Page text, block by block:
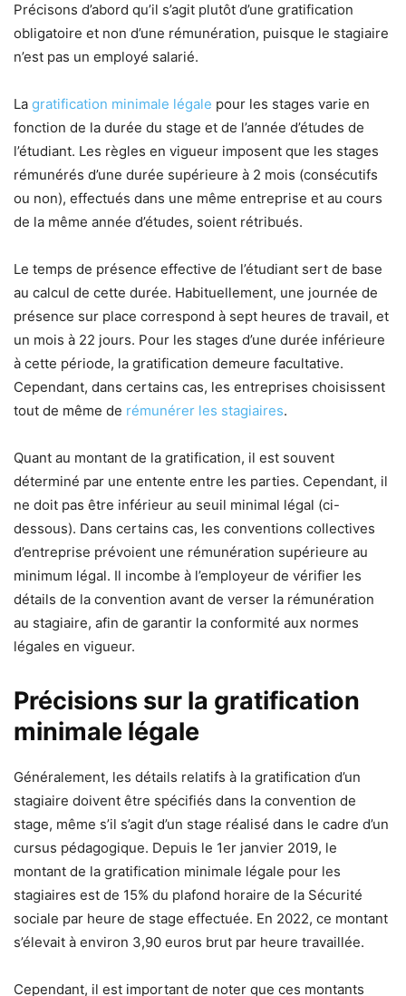
Précisons d’abord qu’il s’agit plutôt d’une gratification
obligatoire et non d’une rémunération, puisque le stagiaire
n’est pas un employé salarié.
La gratification minimale légale pour les stages varie en
fonction de la durée du stage et de l’année d’études de
l’étudiant. Les règles en vigueur imposent que les stages
rémunérés d’une durée supérieure à 2 mois (consécutifs
ou non), effectués dans une même entreprise et au cours
de la même année d’études, soient rétribués.
Le temps de présence effective de l’étudiant sert de base
au calcul de cette durée. Habituellement, une journée de
présence sur place correspond à sept heures de travail, et
un mois à 22 jours. Pour les stages d’une durée inférieure
à cette période, la gratification demeure facultative.
Cependant, dans certains cas, les entreprises choisissent
tout de même de rémunérer les stagiaires.
Quant au montant de la gratification, il est souvent
déterminé par une entente entre les parties. Cependant, il
ne doit pas être inférieur au seuil minimal légal (ci-
dessous). Dans certains cas, les conventions collectives
d’entreprise prévoient une rémunération supérieure au
minimum légal. Il incombe à l’employeur de vérifier les
détails de la convention avant de verser la rémunération
au stagiaire, afin de garantir la conformité aux normes
légales en vigueur.
Précisions sur la gratification
minimale légale
Généralement, les détails relatifs à la gratification d’un
stagiaire doivent être spécifiés dans la convention de
stage, même s’il s’agit d’un stage réalisé dans le cadre d’un
cursus pédagogique. Depuis le 1er janvier 2019, le
montant de la gratification minimale légale pour les
stagiaires est de 15% du plafond horaire de la Sécurité
sociale par heure de stage effectuée. En 2022, ce montant
s’élevait à environ 3,90 euros brut par heure travaillée.
Cependant, il est important de noter que ces montants